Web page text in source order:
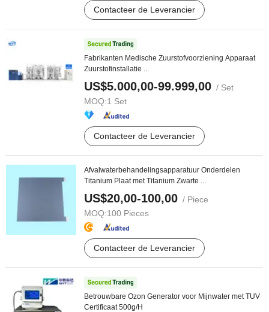
Contacteer de Leverancier
Fabrikanten Medische Zuurstofvoorziening Apparaat
Zuurstofinstallatie ...
US$5.000,00-99.999,00 / Set
MOQ:1 Set
Contacteer de Leverancier
Afvalwaterbehandelingsapparatuur Onderdelen
Titanium Plaat met Titanium Zwarte ...
US$20,00-100,00 / Piece
MOQ:100 Pieces
Contacteer de Leverancier
Betrouwbare Ozon Generator voor Mijnwater met TUV
Certificaat 500g/H